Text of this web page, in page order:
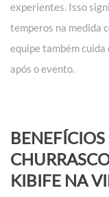
experientes. Isso
temperos na medida
equipe também cuida
após o evento.
KIBIFE NA